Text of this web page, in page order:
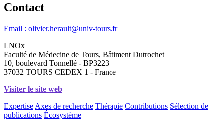
Contact
Email : olivier.herault@univ-tours.fr
LNOx
Faculté de Médecine de Tours, Bâtiment Dutrochet
10, boulevard Tonnellé - BP3223
37032 TOURS CEDEX 1 - France
Visiter le site web
Expertise Axes de recherche Thérapie Contributions Sélection de
publications Écosystème